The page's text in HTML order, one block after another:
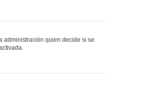
administración quien decide si se